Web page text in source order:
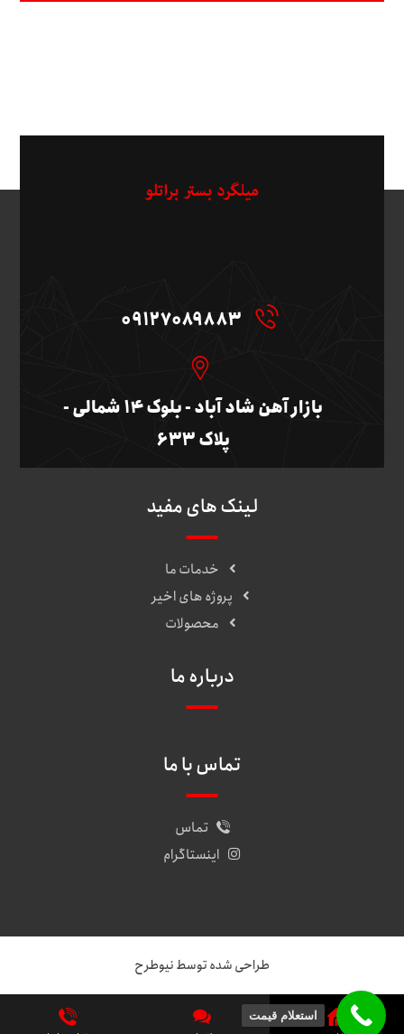
09127089883
بازار آهن شاد آباد - بلوک ۱۴ شمالی -
پلاک ۶۳۳
لینک های مفید
خدمات ما
پروژه های اخیر
محصولات
درباره ما
تماس با ما
تماس
اینستاگرام
طراحی شده توسط نیوطرح
استعلام قیمت